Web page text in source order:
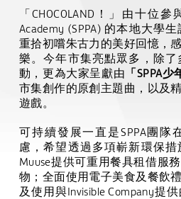
「CHOCOLAND ！」由十位參
Academy (SPPA) 的本地大學
重拾初嚐朱古力的美好回憶，
樂。今年市集亮點眾多，除
動，更為大家呈獻由 「SPPA少
市集創作的原創主題曲，以及
遊戲。
可持續發展一直是SPPA團隊
慮，希望透過多項嶄新環保
Muuse提供可重用餐具租借服
物；全面使用電子美食及餐飲
及使用與Invisible Company提